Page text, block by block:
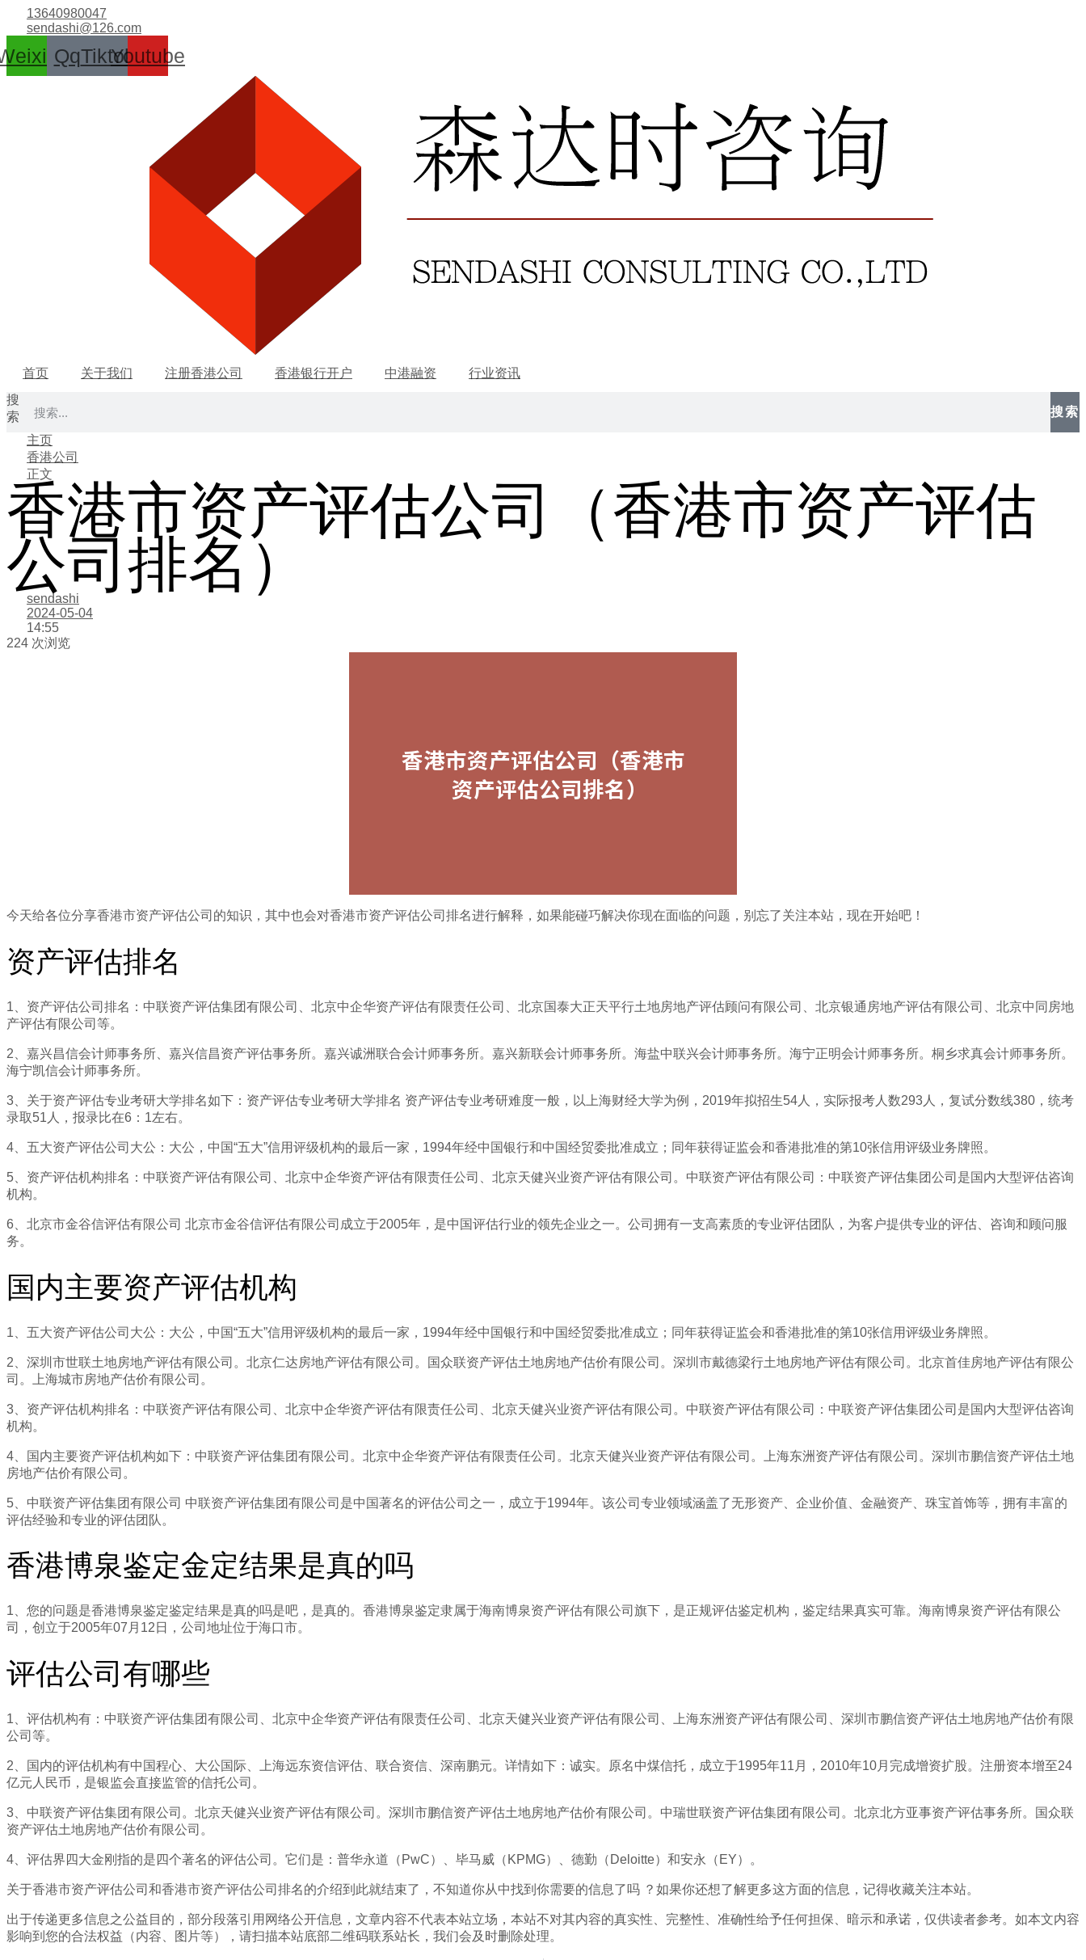
容
13640980047
sendashi@126.com
QqTiktokYoutube
首页 关于我们 注册香港公司 香港银行开户 中港融资
行业资讯
搜
索
搜索
主页
香港公司
正文
香港市资产评估公司（香港市资产评估
公司排名）
sendashi
2024-05-04
14:55
224 次浏览
今天给各位分享香港市资产评估公司的知识，其中也会对香港市资产评估公司排名进行解释，如果能碰巧解决你现在面临的问题，别忘了关注本站，现在开始吧！
资产评估排名
1、资产评估公司排名：中联资产评估集团有限公司、北京中企华资产评估有限责任公司、北京国泰大正天平行土地房地产评估顾问有限公司、北京银通房地产评估有限公司、北京中同房地
产评估有限公司等。
2、嘉兴昌信会计师事务所、嘉兴信昌资产评估事务所。嘉兴诚洲联合会计师事务所。嘉兴新联会计师事务所。海盐中联兴会计师事务所。海宁正明会计师事务所。桐乡求真会计师事务所。
海宁凯信会计师事务所。
3、关于资产评估专业考研大学排名如下：资产评估专业考研大学排名 资产评估专业考研难度一般，以上海财经大学为例，2019年拟招生54人，实际报考人数293人，复试分数线380，统考
录取51人，报录比在6：1左右。
4、五大资产评估公司大公：大公，中国“五大”信用评级机构的最后一家，1994年经中国银行和中国经贸委批准成立；同年获得证监会和香港批准的第10张信用评级业务牌照。
5、资产评估机构排名：中联资产评估有限公司、北京中企华资产评估有限责任公司、北京天健兴业资产评估有限公司。中联资产评估有限公司：中联资产评估集团公司是国内大型评估咨询
机构。
6、北京市金谷信评估有限公司 北京市金谷信评估有限公司成立于2005年，是中国评估行业的领先企业之一。公司拥有一支高素质的专业评估团队，为客户提供专业的评估、咨询和顾问服
务。
国内主要资产评估机构
1、五大资产评估公司大公：大公，中国“五大”信用评级机构的最后一家，1994年经中国银行和中国经贸委批准成立；同年获得证监会和香港批准的第10张信用评级业务牌照。
2、深圳市世联土地房地产评估有限公司。北京仁达房地产评估有限公司。国众联资产评估土地房地产估价有限公司。深圳市戴德梁行土地房地产评估有限公司。北京首佳房地产评估有限公
司。上海城市房地产估价有限公司。
3、资产评估机构排名：中联资产评估有限公司、北京中企华资产评估有限责任公司、北京天健兴业资产评估有限公司。中联资产评估有限公司：中联资产评估集团公司是国内大型评估咨询
机构。
4、国内主要资产评估机构如下：中联资产评估集团有限公司。北京中企华资产评估有限责任公司。北京天健兴业资产评估有限公司。上海东洲资产评估有限公司。深圳市鹏信资产评估土地
房地产估价有限公司。
5、中联资产评估集团有限公司 中联资产评估集团有限公司是中国著名的评估公司之一，成立于1994年。该公司专业领域涵盖了无形资产、企业价值、金融资产、珠宝首饰等，拥有丰富的
评估经验和专业的评估团队。
香港博泉鉴定金定结果是真的吗
1、您的问题是香港博泉鉴定鉴定结果是真的吗是吧，是真的。香港博泉鉴定隶属于海南博泉资产评估有限公司旗下，是正规评估鉴定机构，鉴定结果真实可靠。海南博泉资产评估有限公
司，创立于2005年07月12日，公司地址位于海口市。
评估公司有哪些
1、评估机构有：中联资产评估集团有限公司、北京中企华资产评估有限责任公司、北京天健兴业资产评估有限公司、上海东洲资产评估有限公司、深圳市鹏信资产评估土地房地产估价有限
公司等。
2、国内的评估机构有中国程心、大公国际、上海远东资信评估、联合资信、深南鹏元。详情如下：诚实。原名中煤信托，成立于1995年11月，2010年10月完成增资扩股。注册资本增至24
亿元人民币，是银监会直接监管的信托公司。
3、中联资产评估集团有限公司。北京天健兴业资产评估有限公司。深圳市鹏信资产评估土地房地产估价有限公司。中瑞世联资产评估集团有限公司。北京北方亚事资产评估事务所。国众联
资产评估土地房地产估价有限公司。
4、评估界四大金刚指的是四个著名的评估公司。它们是：普华永道（PwC）、毕马威（KPMG）、德勤（Deloitte）和安永（EY）。
关于香港市资产评估公司和香港市资产评估公司排名的介绍到此就结束了，不知道你从中找到你需要的信息了吗 ？如果你还想了解更多这方面的信息，记得收藏关注本站。
出于传递更多信息之公益目的，部分段落引用网络公开信息，文章内容不代表本站立场，本站不对其内容的真实性、完整性、准确性给予任何担保、暗示和承诺，仅供读者参考。如本文内容
影响到您的合法权益（内容、图片等），请扫描本站底部二维码联系站长，我们会及时删除处理。